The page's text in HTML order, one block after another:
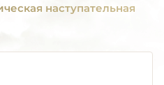
наступательная